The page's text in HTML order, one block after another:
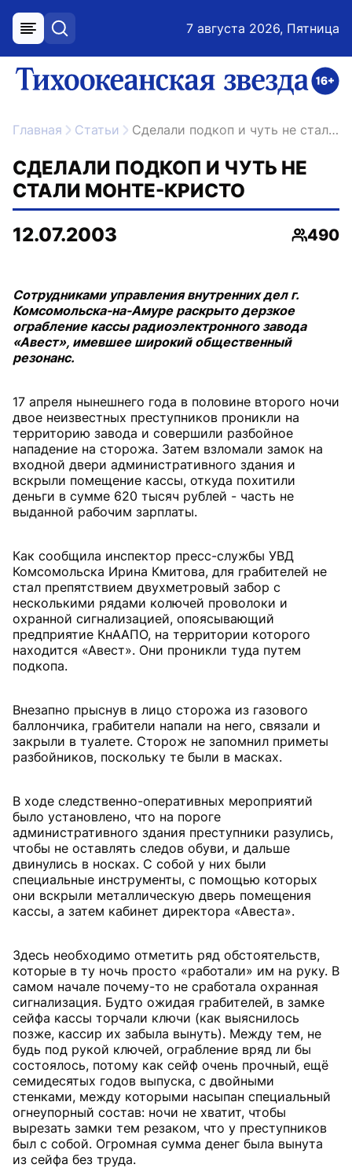
меню поиск 7 августа 2026, Пятница
ссылка на главную
Главная Статьи Сделали подкоп и чуть не стали Монте-Кристо
СДЕЛАЛИ ПОДКОП И ЧУТЬ НЕ
СТАЛИ МОНТЕ-КРИСТО
12.07.2003
490
Сотрудниками управления внутренних дел г.
Комсомольска-на-Амуре раскрыто дерзкое
ограбление кассы радиоэлектронного завода
«Авест», имевшее широкий общественный
резонанс.
17 апреля нынешнего года в половине второго ночи
двое неизвестных преступников проникли на
территорию завода и совершили разбойное
нападение на сторожа. Затем взломали замок на
входной двери административного здания и
вскрыли помещение кассы, откуда похитили
деньги в сумме 620 тысяч рублей - часть не
выданной рабочим зарплаты.
Как сообщила инспектор пресс-службы УВД
Комсомольска Ирина Кмитова, для грабителей не
стал препятствием двухметровый забор с
несколькими рядами колючей проволоки и
охранной сигнализацией, опоясывающий
предприятие КнААПО, на территории которого
находится «Авест». Они проникли туда путем
подкопа.
Внезапно прыснув в лицо сторожа из газового
баллончика, грабители напали на него, связали и
закрыли в туалете. Сторож не запомнил приметы
разбойников, поскольку те были в масках.
В ходе следственно-оперативных мероприятий
было установлено, что на пороге
административного здания преступники разулись,
чтобы не оставлять следов обуви, и дальше
двинулись в носках. С собой у них были
специальные инструменты, с помощью которых
они вскрыли металлическую дверь помещения
кассы, а затем кабинет директора «Авеста».
Здесь необходимо отметить ряд обстоятельств,
которые в ту ночь просто «работали» им на руку. В
самом начале почему-то не сработала охранная
сигнализация. Будто ожидая грабителей, в замке
сейфа кассы торчали ключи (как выяснилось
позже, кассир их забыла вынуть). Между тем, не
будь под рукой ключей, ограбление вряд ли бы
состоялось, потому как сейф очень прочный, ещё
семидесятых годов выпуска, с двойными
стенками, между которыми насыпан специальный
огнеупорный состав: ночи не хватит, чтобы
вырезать замки тем резаком, что у преступников
был с собой. Огромная сумма денег была вынута
из сейфа без труда.